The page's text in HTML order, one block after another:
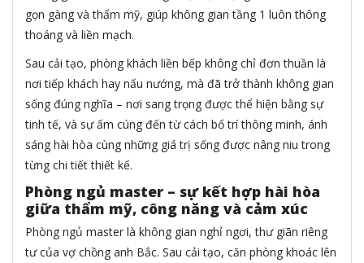
gọn gàng và thẩm mỹ, giúp không gian tầng 1 luôn thông
thoáng và liền mạch.
Sau cải tạo, phòng khách liền bếp không chỉ đơn thuần là
nơi tiếp khách hay nấu nướng, mà đã trở thành không gian
sống đúng nghĩa – nơi sang trọng được thể hiện bằng sự
tinh tế, và sự ấm cúng đến từ cách bố trí thông minh, ánh
sáng hài hòa cùng những giá trị sống được nâng niu trong
từng chi tiết thiết kế.
Phòng ngủ master – sự kết hợp hài hòa
giữa thẩm mỹ, công năng và cảm xúc
Phòng ngủ master là không gian nghỉ ngơi, thư giãn riêng
tư của vợ chồng anh Bắc. Sau cải tạo, căn phòng khoác lên